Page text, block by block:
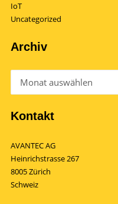
IoT
Uncategorized
Archiv
Kontakt
AVANTEC AG
Heinrichstrasse 267
8005 Zürich
Schweiz